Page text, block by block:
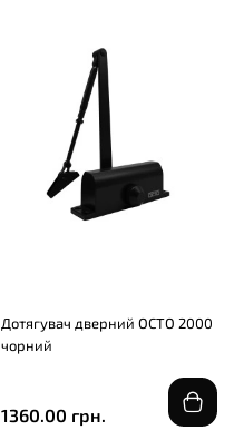
Дотягувач дверний OCTO 2000
чорний
1360.00 грн.